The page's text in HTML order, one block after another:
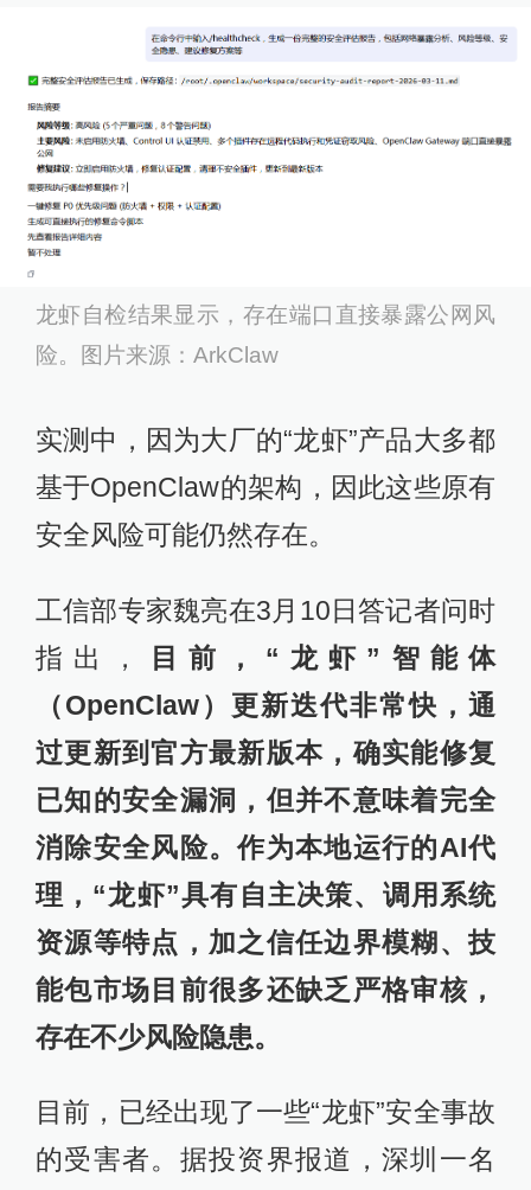
龙虾自检结果显示，存在端口直接暴露公网风
险。图片来源：ArkClaw
实测中，因为大厂的“龙虾”产品大多都
基于OpenClaw的架构，因此这些原有
安全风险可能仍然存在。
工信部专家魏亮在3月10日答记者问时
指出，
目前，“龙虾”智能体
（OpenClaw）更新迭代非常快，通
过更新到官方最新版本，确实能修复
已知的安全漏洞，但并不意味着完全
消除安全风险。作为本地运行的AI代
理，“龙虾”具有自主决策、调用系统
资源等特点，加之信任边界模糊、技
能包市场目前很多还缺乏严格审核，
存在不少风险隐患。
目前，已经出现了一些“龙虾”安全事故
的受害者。据投资界报道，深圳一名